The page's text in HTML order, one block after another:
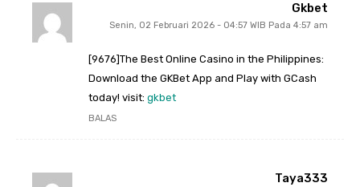
Gkbet
Senin, 02 Februari 2026 - 04:57 WIB Pada 4:57 am
[9676]The Best Online Casino in the Philippines:
Download the GKBet App and Play with GCash
today! visit: gkbet
BALAS
Taya333